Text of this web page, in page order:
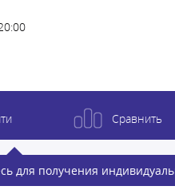
для получения
Сравнить